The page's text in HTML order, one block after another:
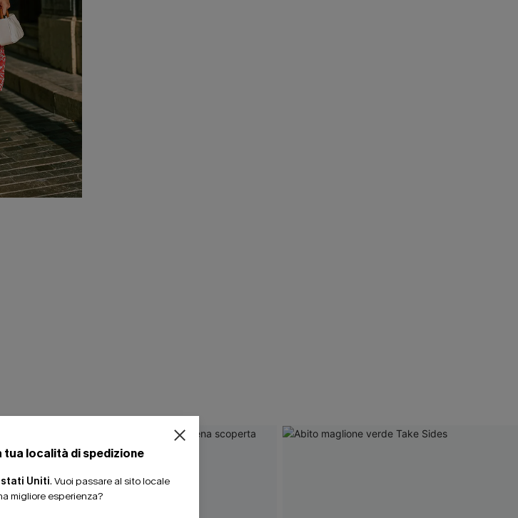
tua località di spedizione
stati Uniti. Vuoi passare al sito locale
migliore esperienza?
20% DI SCONTO SU 2 O PIÙ ARTICOLI